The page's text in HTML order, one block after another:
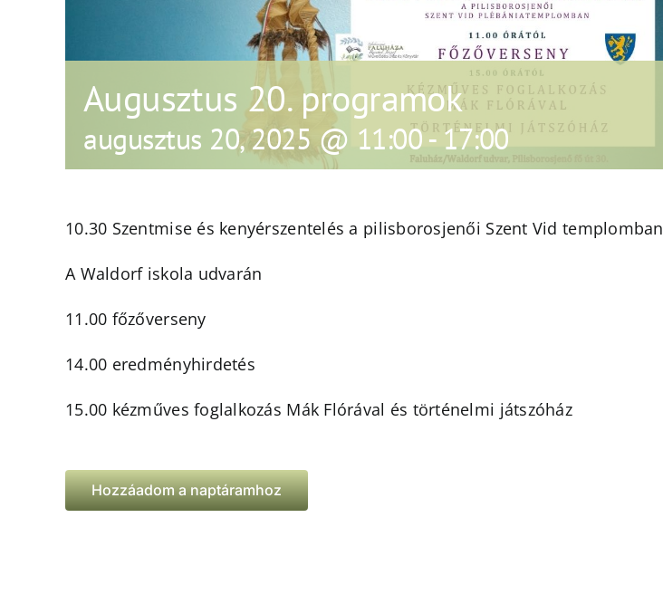
Augusztus 20. programok
augusztus 20, 2025 @ 11:00-17:00
10.30 Szentmise és kenyérszentelés a pilisborosjenői Szent Vid templomban
A Waldorf iskola udvarán
11.00 főzőverseny
14.00 eredményhirdetés
15.00 kézműves foglalkozás Mák Flórával és történelmi játszóház
Hozzáadom a naptáramhoz